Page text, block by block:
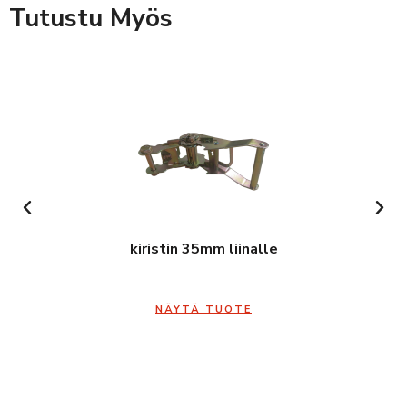
Tutustu Myös
kiristin 35mm liinalle
NÄYTÄ TUOTE